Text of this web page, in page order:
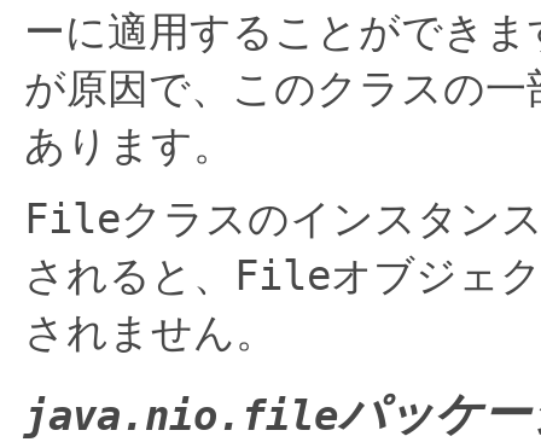
ーに適用することができま
が原因で、このクラスの
あります。
Fileクラスのインスタン
されると、 Fileオブジェ
されません。
java.nio.fileパッケ